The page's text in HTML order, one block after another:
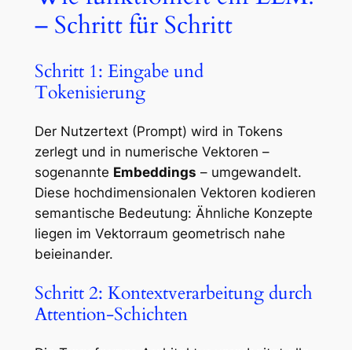
– Schritt für Schritt
Schritt 1: Eingabe und
Tokenisierung
Der Nutzertext (Prompt) wird in Tokens
zerlegt und in numerische Vektoren –
sogenannte Embeddings – umgewandelt.
Diese hochdimensionalen Vektoren kodieren
semantische Bedeutung: Ähnliche Konzepte
liegen im Vektorraum geometrisch nahe
beieinander.
Schritt 2: Kontextverarbeitung durch
Attention-Schichten